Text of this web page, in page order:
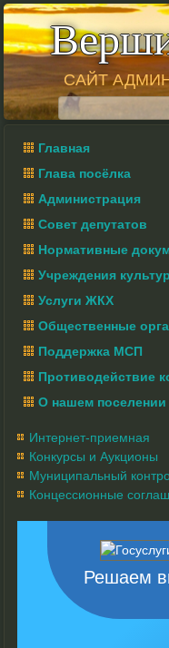
САЙТ
Главная
Глава посёлка
Администрация
Совет депутатов
Нормативные
Учреждения
Услуги ЖКХ
Общественные
Поддержка МСП
Противодействие
О нашем поселении
Интернет-приемная
Конкурсы и Аукционы
Муниципальный
Концессионные
Решаем